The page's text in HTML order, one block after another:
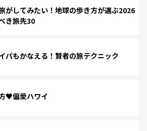
がしてみたい！地球の歩き方が選ぶ2026
き旅先30
パもかなえる！賢者の旅テクニック
♥偏愛ハワイ